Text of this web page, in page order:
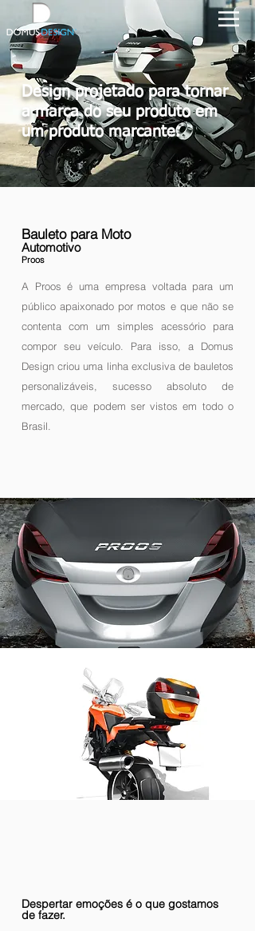
Design projetado para tornar
a marca do seu produto em
um produto marcante.
Bauleto para Moto
Automotivo
Proos
A Proos é uma empresa voltada para um
público apaixonado por motos e que não se
contenta com um simples acessório para
compor seu veículo. Para isso, a Domus
Design criou uma linha exclusiva de bauletos
personalizáveis, sucesso absoluto de
mercado, que podem ser vistos em todo o
Brasil.
Despertar emoções é o que gostamos
de fazer.